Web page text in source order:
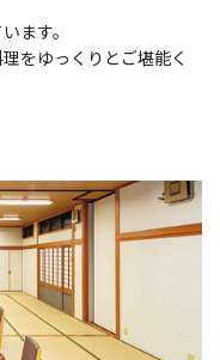
ます。
をゆっくりとご堪能く